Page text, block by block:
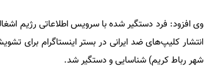
وی افزود: فرد دستگیر شده با سرویس اطلاعاتی رژیم
انتشار کلیپ‌های ضد ایرانی در بستر اینستاگرام برای
شهر رباط کریم) شناسایی و دستگیر شد.